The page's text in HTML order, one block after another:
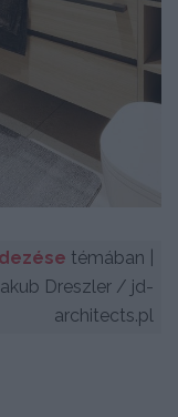
témában |
Dreszler / jd-
architects.pl